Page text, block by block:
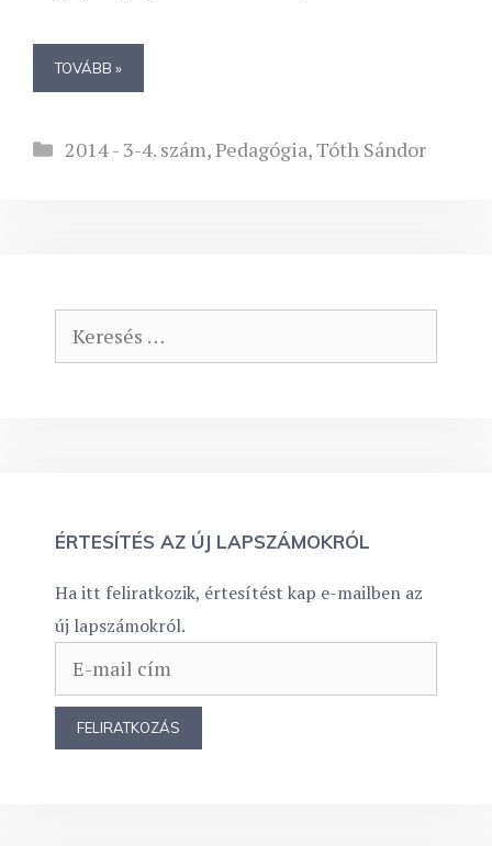
TOVÁBB »
Kategória
2014 - 3-4. szám,Pedagógia,Tóth Sándor
Keresés:
ÉRTESÍTÉS AZ ÚJ LAPSZÁMOKRÓL
Ha itt feliratkozik, értesítést kap e-mailben az
új lapszámokról.